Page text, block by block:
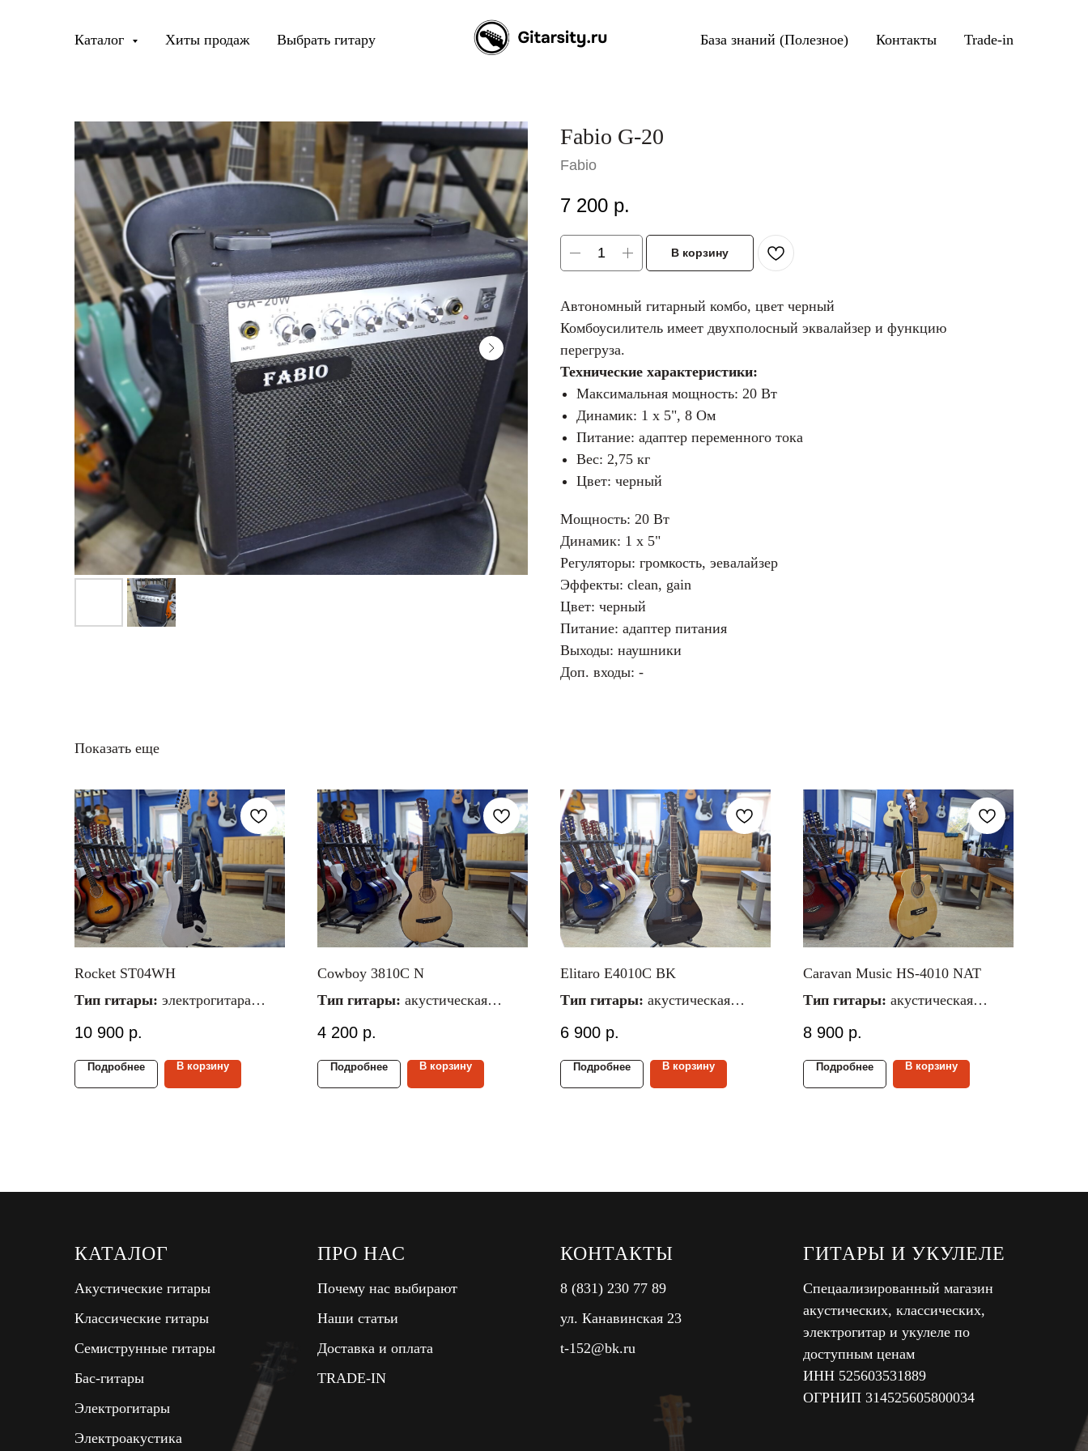
Каталог Хиты продаж Выбрать гитару База знаний (Полезное) Контакты Trade-in
Fabio G-20
Fabio
7 200 р.
В корзину
Автономный гитарный комбо, цвет черный
Комбоусилитель имеет двухполосный эквалайзер и функцию
перегруза.
Технические характеристики:
Максимальная мощность: 20 Вт
Динамик: 1 x 5", 8 Ом
Питание: адаптер переменного тока
Вес: 2,75 кг
Цвет: черный
Мощность: 20 Вт
Динамик: 1 x 5"
Регуляторы: громкость, эевалайзер
Эффекты: clean, gain
Цвет: черный
Питание: адаптер питания
Выходы: наушники
Доп. входы: -
Показать еще
Rocket ST04WH
Тип гитары: электрогитара
Звукосниматели:
10 900 р.
Подробнее В корзину
Cowboy 3810C N
Тип гитары: акустическая
Размер гитары:
Материал верх./ниж.
деки:липа/липа
4 200 р.
Подробнее В корзину
Elitaro E4010C BK
Тип гитары: акустическая
Размер гитары:
Материал верх./ниж.
деки:липа/липа
6 900 р.
Подробнее В корзину
Caravan Music HS-4010 NAT
Тип гитары: акустическая
Размер гитары:
Материал верх./ниж.
деки:липа/липа
8 900 р.
Подробнее В корзину
КАТАЛОГ
Акустические гитары
Классические гитары
Семиструнные гитары
Бас-гитары
Электрогитары
Электроакустика
ПРО НАС
Почему нас выбирают
Наши статьи
Доставка и оплата
TRADE-IN
КОНТАКТЫ
8 (831) 230 77 89
ул. Канавинская 23
t-152@bk.ru
ГИТАРЫ И УКУЛЕЛЕ
Спецаализированный магазин
акустических, классических,
электрогитар и укулеле по
доступным ценам
ИНН 525603531889
ОГРНИП 314525605800034